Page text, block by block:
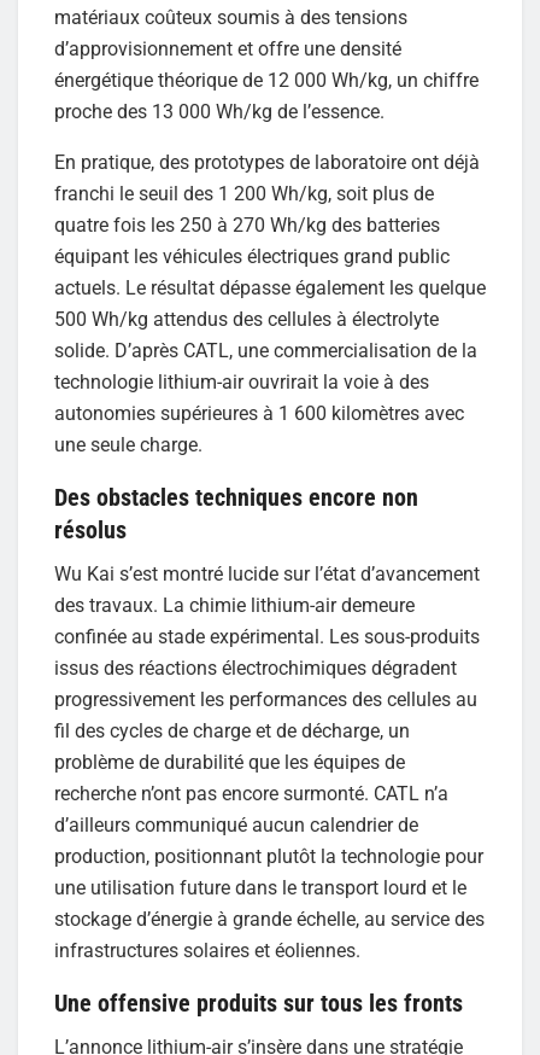
matériaux coûteux soumis à des tensions
d’approvisionnement et offre une densité
énergétique théorique de 12 000 Wh/kg, un chiffre
proche des 13 000 Wh/kg de l’essence.
En pratique, des prototypes de laboratoire ont déjà
franchi le seuil des 1 200 Wh/kg, soit plus de
quatre fois les 250 à 270 Wh/kg des batteries
équipant les véhicules électriques grand public
actuels. Le résultat dépasse également les quelque
500 Wh/kg attendus des cellules à électrolyte
solide. D’après CATL, une commercialisation de la
technologie lithium-air ouvrirait la voie à des
autonomies supérieures à 1 600 kilomètres avec
une seule charge.
Des obstacles techniques encore non
résolus
Wu Kai s’est montré lucide sur l’état d’avancement
des travaux. La chimie lithium-air demeure
confinée au stade expérimental. Les sous-produits
issus des réactions électrochimiques dégradent
progressivement les performances des cellules au
fil des cycles de charge et de décharge, un
problème de durabilité que les équipes de
recherche n’ont pas encore surmonté. CATL n’a
d’ailleurs communiqué aucun calendrier de
production, positionnant plutôt la technologie pour
une utilisation future dans le transport lourd et le
stockage d’énergie à grande échelle, au service des
infrastructures solaires et éoliennes.
Une offensive produits sur tous les fronts
L’annonce lithium-air s’insère dans une stratégie